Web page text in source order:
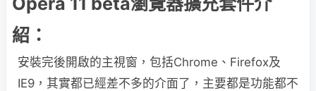
紹：
安裝完後開啟的主視窗，包括Chrome、Firefox及
IE9，其實都已經差不多的介面了，主要都是功能都不